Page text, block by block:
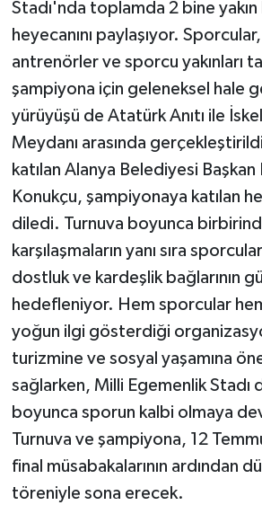
Stadı'nda toplamda 2 bine
heyecanını paylaşıyor.
antrenörler ve sporcu yakınları
şampiyona için geleneksel hale
yürüyüşü de Atatürk Anıtı ile
Meydanı arasında
katılan Alanya Belediyesi Başkan
Konukçu, şampiyonaya katılan
diledi. Turnuva boyunca
karşılaşmaların yanı sıra
dostluk ve kardeşlik bağlarının
hedefleniyor. Hem sporcular
yoğun ilgi gösterdiği
turizmine ve sosyal yaşamına
sağlarken, Milli Egemenlik Stadı
boyunca sporun kalbi olmaya
Turnuva ve şampiyona, 12
final müsabakalarının ardından
töreniyle sona erecek.